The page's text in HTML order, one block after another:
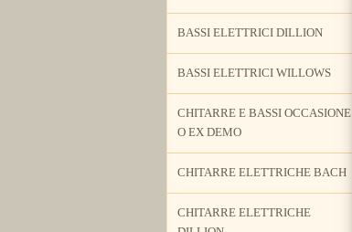
BASSI ELETTRICI DILLION
BASSI ELETTRICI WILLOWS
CHITARRE E BASSI OCCASIONE
O EX DEMO
CHITARRE ELETTRICHE BACH
CHITARRE ELETTRICHE